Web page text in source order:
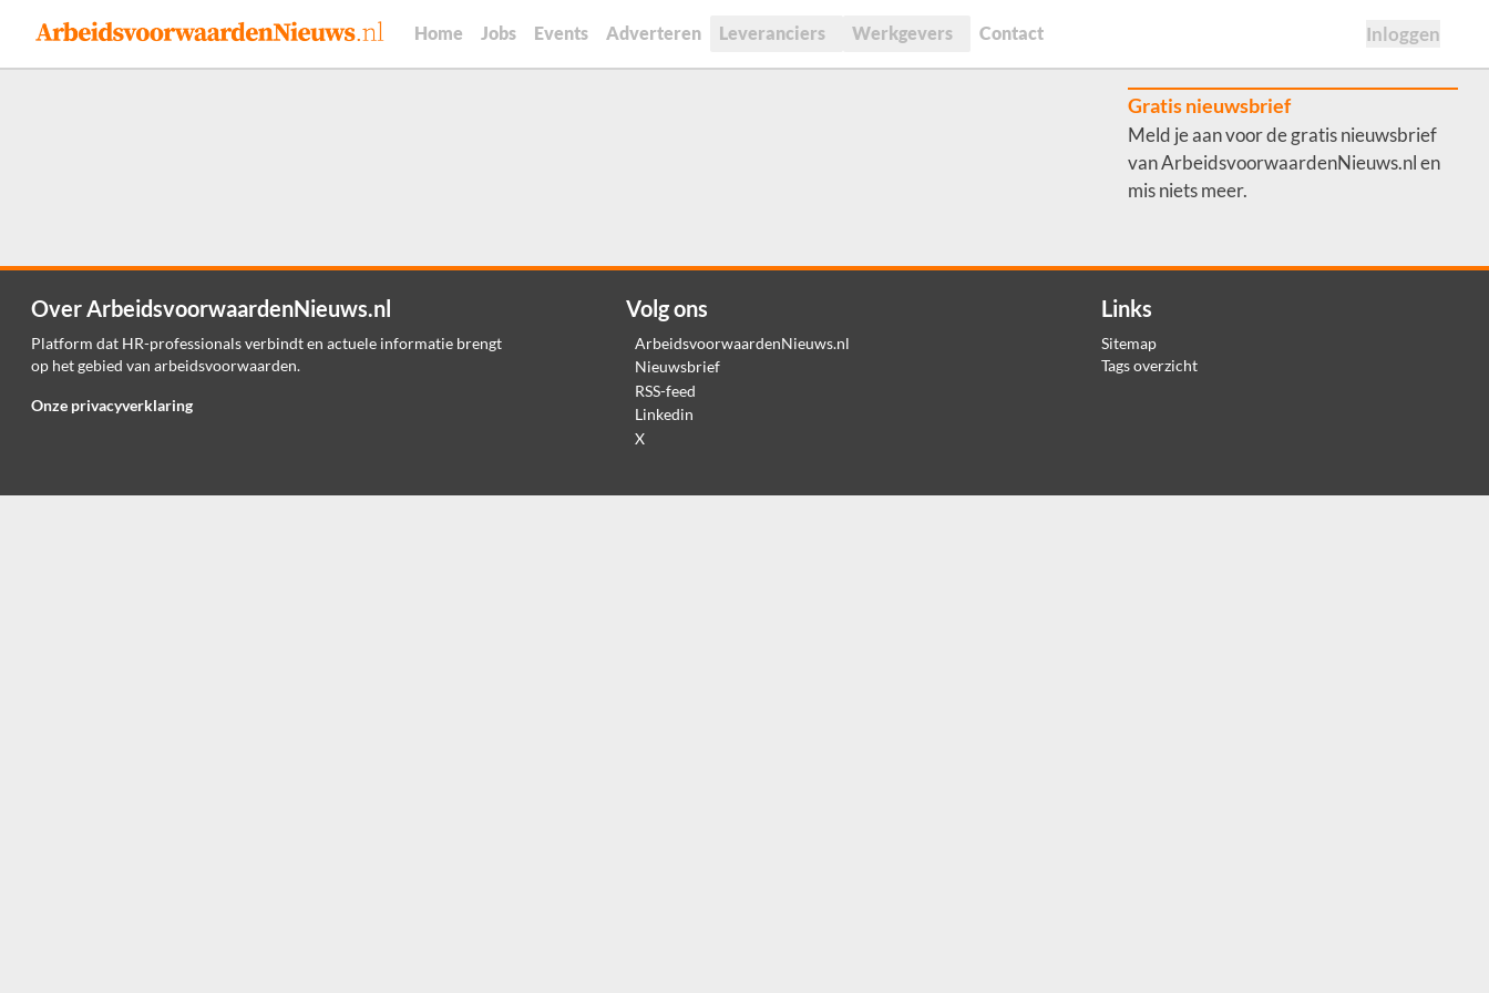
Home Jobs Events Adverteren Leveranciers Werkgevers Contact Inloggen
Gratis nieuwsbrief
Meld je aan voor de gratis nieuwsbrief
van ArbeidsvoorwaardenNieuws.nl en
mis niets meer.
Over ArbeidsvoorwaardenNieuws.nl
Platform dat HR-professionals verbindt en actuele informatie brengt
op het gebied van arbeidsvoorwaarden.
Onze privacyverklaring
Volg ons
ArbeidsvoorwaardenNieuws.nl
Nieuwsbrief
RSS-feed
Linkedin
X
Links
Sitemap
Tags overzicht